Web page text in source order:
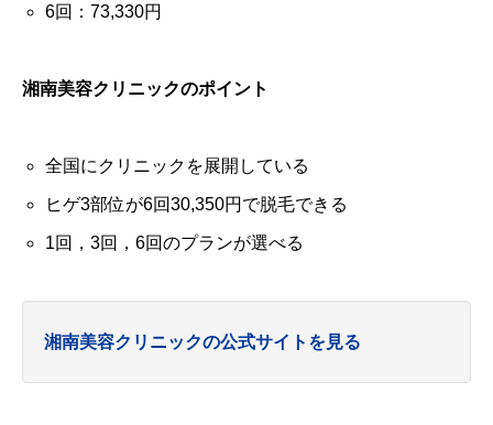
6回：73,330円
湘南美容クリニックのポイント
全国にクリニックを展開している
ヒゲ3部位が6回30,350円で脱毛できる
1回，3回，6回のプランが選べる
湘南美容クリニックの公式サイトを見る